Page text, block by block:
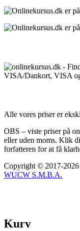
Alle vores priser er
OBS – viste priser på
eller uden moms. Klik
forfatteren for at få
Copyright © 2017-2026
WUCW S.M.B.A.
Kurv